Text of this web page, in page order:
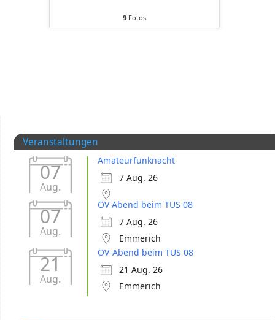
9 Fotos
Veranstaltungen
07
Aug.
Amateurfunknacht
7 Aug. 26
07
Aug.
OV Abend beim TUS 08
7 Aug. 26
Emmerich
21
Aug.
OV-Abend beim TUS 08
21 Aug. 26
Emmerich